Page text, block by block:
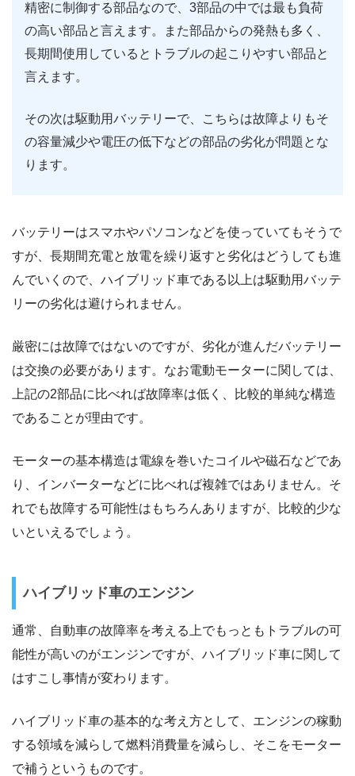
精密に制御する部品なので、3部品の中では最も負荷
の高い部品と言えます。また部品からの発熱も多く、
長期間使用しているとトラブルの起こりやすい部品と
言えます。
その次は駆動用バッテリーで、こちらは故障よりもそ
の容量減少や電圧の低下などの部品の劣化が問題とな
ります。
バッテリーはスマホやパソコンなどを使っていてもそうで
すが、長期間充電と放電を繰り返すと劣化はどうしても進
んでいくので、ハイブリッド車である以上は駆動用バッテ
リーの劣化は避けられません。
厳密には故障ではないのですが、劣化が進んだバッテリー
は交換の必要があります。なお電動モーターに関しては、
上記の2部品に比べれば故障率は低く、比較的単純な構造
であることが理由です。
モーターの基本構造は電線を巻いたコイルや磁石などであ
り、インバーターなどに比べれば複雑ではありません。そ
れでも故障する可能性はもちろんありますが、比較的少な
いといえるでしょう。
ハイブリッド車のエンジン
通常、自動車の故障率を考える上でもっともトラブルの可
能性が高いのがエンジンですが、ハイブリッド車に関して
はすこし事情が変わります。
ハイブリッド車の基本的な考え方として、エンジンの稼動
する領域を減らして燃料消費量を減らし、そこをモーター
で補うというものです。